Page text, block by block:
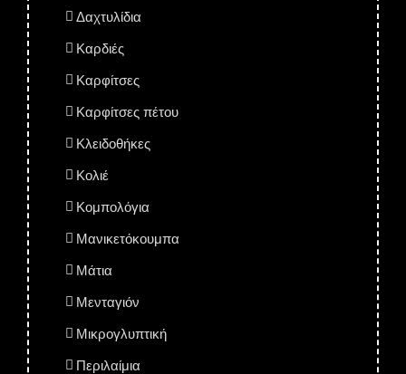
Δαχτυλίδια
Καρδιές
Καρφίτσες
Καρφίτσες πέτου
Κλειδοθήκες
Κολιέ
Κομπολόγια
Μανικετόκουμπα
Μάτια
Μενταγιόν
Μικρογλυπτική
Περιλαίμια